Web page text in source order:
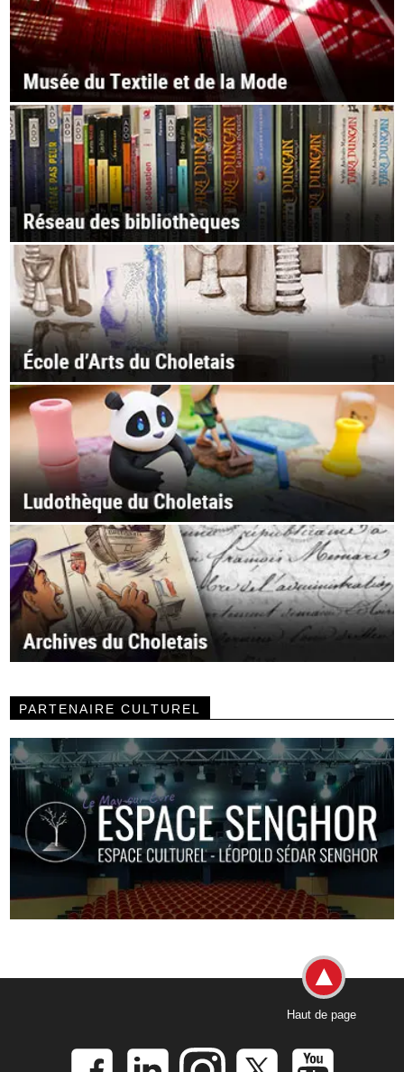
PARTENAIRE CULTUREL
Haut de page